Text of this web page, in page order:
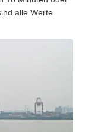
alle Werte